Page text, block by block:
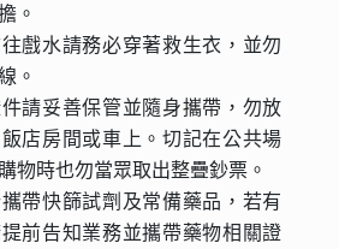
。
戲水請務必穿著救生衣，並勿
。
請妥善保管並隨身攜帶，勿放
店房間或車上。切記在公共場
物時也勿當眾取出整疊鈔票。
帶快篩試劑及常備藥品，若有
前告知業務並攜帶藥物相關證